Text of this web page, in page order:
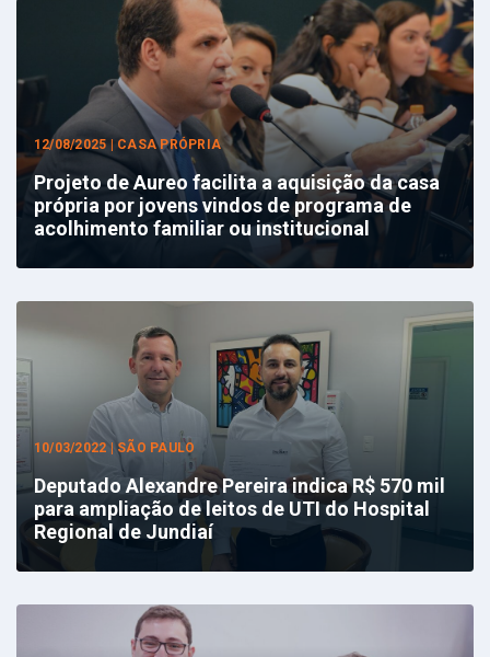
12/08/2025 | CASA PRÓPRIA
Projeto de Aureo facilita a aquisição da casa
própria por jovens vindos de programa de
acolhimento familiar ou institucional
10/03/2022 | SÃO PAULO
Deputado Alexandre Pereira indica R$ 570 mil
para ampliação de leitos de UTI do Hospital
Regional de Jundiaí